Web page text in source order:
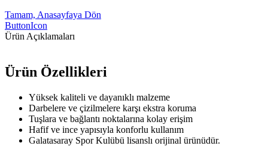
Tamam, Anasayfaya Dön
ButtonIcon
Ürün Açıklamaları
Ürün Özellikleri
Yüksek kaliteli ve dayanıklı malzeme
Darbelere ve çizilmelere karşı ekstra koruma
Tuşlara ve bağlantı noktalarına kolay erişim
Hafif ve ince yapısıyla konforlu kullanım
Galatasaray Spor Kulübü lisanslı orijinal ürünüdür.